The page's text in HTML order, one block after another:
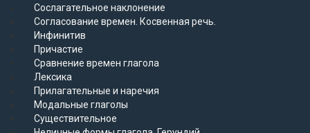
Сослагательное наклонение
Согласование времен. Косвенная речь.
Инфинитив
Причастие
Сравнение времен глагола
Лексика
Прилагательные и наречия
Модальные глаголы
Существительное